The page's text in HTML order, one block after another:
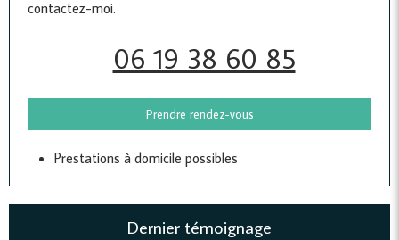
contactez-moi.
06 19 38 60 85
Prendre rendez-vous
Prestations à domicile possibles
Dernier témoignage